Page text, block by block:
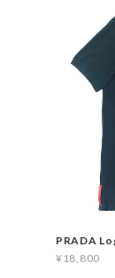
PRADA
¥18,800